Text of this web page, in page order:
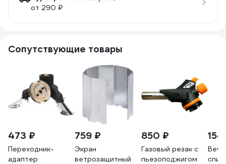
от 290 ₽
Сопутствующие товары
473 ₽
Переходник-
адаптер
759 ₽
Экран
ветрозащитный
850 ₽
Газовый резак с
пьезоподжигом